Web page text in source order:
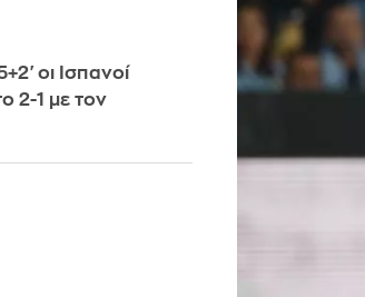
οι Ισπανοί
2-1 με τον